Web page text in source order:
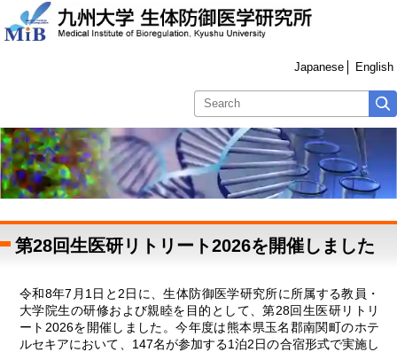
Japanese English
第28回生医研リトリート2026を開催しました
令和8年7月1日と2日に、生体防御医学研究所に所属する教員・
大学院生の研修および親睦を目的として、第28回生医研リトリ
ート2026を開催しました。今年度は熊本県玉名郡南関町のホテ
ルセキアにおいて、147名が参加する1泊2日の合宿形式で実施し